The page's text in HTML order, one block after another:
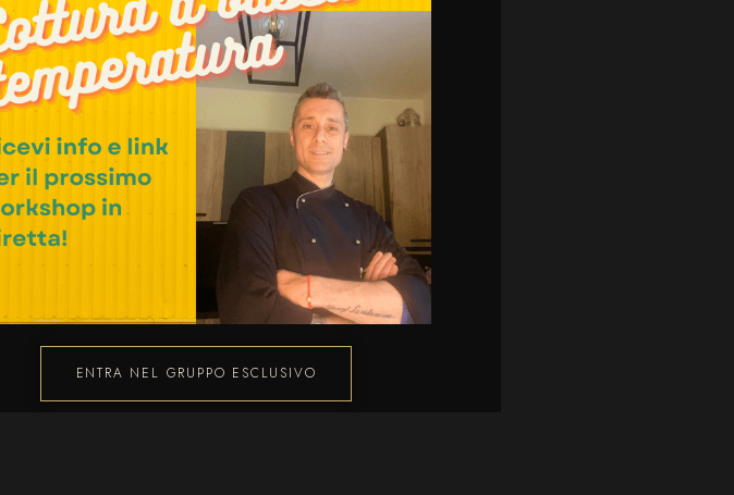
ENTRA NEL GRUPPO ESCLUSIVO